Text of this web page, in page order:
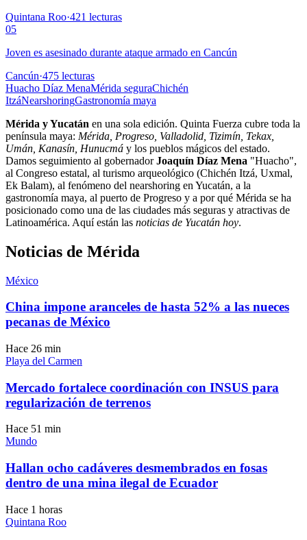
Quintana Roo·421 lecturas
05
Joven es asesinado durante ataque armado en Cancún
Cancún·475 lecturas
Huacho Díaz MenaMérida seguraChichén
ItzáNearshoringGastronomía maya
Mérida y Yucatán en una sola edición. Quinta Fuerza cubre toda la
península maya: Mérida, Progreso, Valladolid, Tizimín, Tekax,
Umán, Kanasín, Hunucmá y los pueblos mágicos del estado.
Damos seguimiento al gobernadorJoaquín Díaz Mena "Huacho",
al Congreso estatal, al turismo arqueológico (Chichén Itzá, Uxmal,
Ek Balam), al fenómeno del nearshoring en Yucatán, a la
gastronomía maya, al puerto de Progreso y a por qué Mérida se ha
posicionado como una de las ciudades más seguras y atractivas de
Latinoamérica. Aquí están las noticias de Yucatán hoy.
Noticias de Mérida
México
China impone aranceles de hasta 52% a las nueces
pecanas de México
Hace 26 min
Playa del Carmen
Mercado fortalece coordinación con INSUS para
regularización de terrenos
Hace 51 min
Mundo
Hallan ocho cadáveres desmembrados en fosas
dentro de una mina ilegal de Ecuador
Hace 1 horas
Quintana Roo